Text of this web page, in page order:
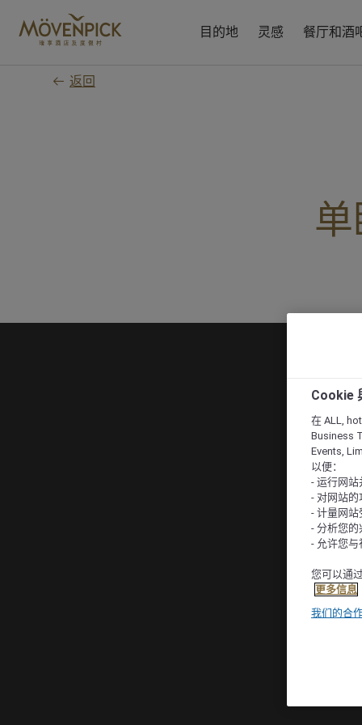
目的地 灵感 餐厅和酒
返回
Cookie
在 ALL,
Business
Events,
以便：
- 运行网
- 对网站
- 计量网
- 分析您
- 允许您
您可以通
更多信息
我们的合